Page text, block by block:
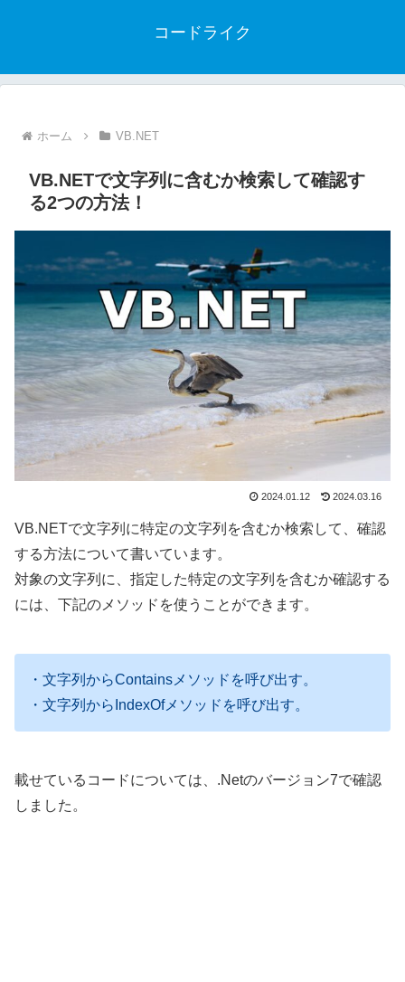
コードライク
ホーム VB.NET
VB.NETで文字列に含むか検索して確認す
る2つの方法！
2024.01.12 2024.03.16
VB.NETで文字列に特定の文字列を含むか検索して、確認
する方法について書いています。
対象の文字列に、指定した特定の文字列を含むか確認する
には、下記のメソッドを使うことができます。
・文字列からContainsメソッドを呼び出す。
・文字列からIndexOfメソッドを呼び出す。
載せているコードについては、.Netのバージョン7で確認
しました。